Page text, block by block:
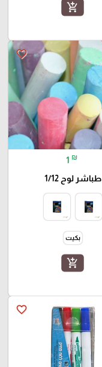
add_shopping_cart
favorite_border
1 ₪
طباشر لوح 1/12
بكيت
add_shopping_cart
favorite_border